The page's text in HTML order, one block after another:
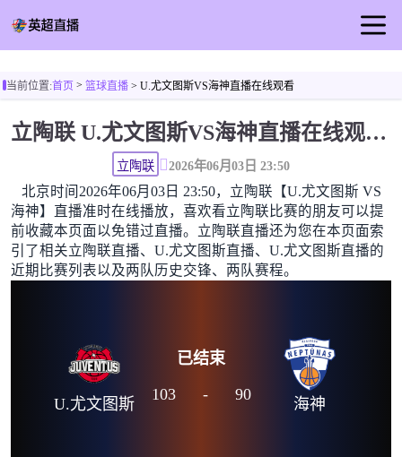
足球直播
足球视频
足球新闻
当前位置:首页> 篮球直播> U.尤文图斯VS海神直播在线观看
立陶联 U.尤文图斯VS海神直播在线观看高清无插件
立陶联 2026年06月03日 23:50
北京时间2026年06月03日 23:50，立陶联【U.尤文图斯 VS
海神】直播准时在线播放，喜欢看立陶联比赛的朋友可以提
前收藏本页面以免错过直播。立陶联直播还为您在本页面索
引了相关立陶联直播、U.尤文图斯直播、U.尤文图斯直播的
近期比赛列表以及两队历史交锋、两队赛程。
U.尤文图斯
103 - 90
已结束
海神